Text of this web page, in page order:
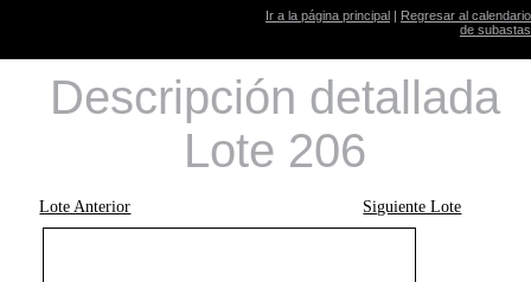
Ir a la página principal | Regresar al calendario
de subastas
Descripción detallada
Lote 206
Lote Anterior Siguiente Lote